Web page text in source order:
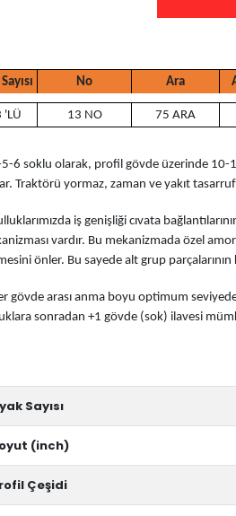
No Ara
'LÜ 13 NO 75 ARA
6 soklu olarak, profil gövde üzerinde 10-
Traktörü yormaz, zaman ve yakıt
iş genişliği cıvata
vardır. Bu mekanizmada özel
önler. Bu sayede alt grup
gövde arası anma boyu optimum seviyede
sonradan +1 gövde (sok) ilavesi
Sayısı
(inch)
Çeşidi